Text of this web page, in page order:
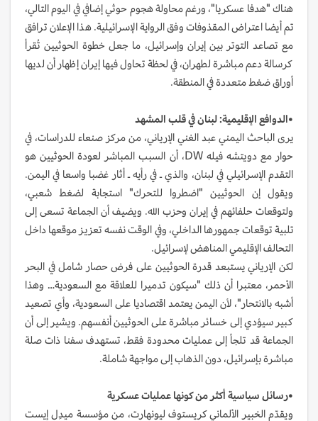
هناك "هدفا عسكريا"، ورغم محاولة هجوم حوثي إضافي في اليوم التالي،
تم أيضا اعتراض المقذوفات وفق الرواية الإسرائيلية. هذا الإعلان ترافق
مع تصاعد التوتر بين إيران وإسرائيل، ما جعل خطوة الحوثيين تُقرأ
كرسالة دعم مباشرة لطهران، في لحظة تحاول فيها إيران إظهار أن لديها
أوراق ضغط متعددة في المنطقة.
•الدوافع الإقليمية: لبنان في قلب المشهد
يرى الباحث اليمني عبد الغني الإرياني، من مركز صنعاء للدراسات، في
حوار مع دويتشه فيله DW، أن السبب المباشر لعودة الحوثيين هو
التقدم الإسرائيلي في لبنان، والذي ـ في رأيه ـ أثار غضبا واسعا في اليمن.
ويقول إن الحوثيين "اضطروا للتحرك" استجابة لضغط شعبي،
ولتوقعات حلفائهم في إيران وحزب الله. ويضيف أن الجماعة تسعى إلى
تلبية توقعات جمهورها الداخلي، وفي الوقت نفسه تعزيز موقعها داخل
التحالف الإقليمي المناهض لإسرائيل.
لكن الإرياني يستبعد قدرة الحوثيين على فرض حصار شامل في البحر
الأحمر، معتبرا أن ذلك "سيكون تدميرا للعلاقة مع السعودية… وهذا
أشبه بالانتحار"، لأن اليمن يعتمد اقتصاديا على السعودية، وأي تصعيد
كبير سيؤدي إلى خسائر مباشرة على الحوثيين أنفسهم. ويشير إلى أن
الجماعة قد تلجأ إلى عمليات محدودة فقط، تستهدف سفنا ذات صلة
مباشرة بإسرائيل، دون الذهاب إلى مواجهة شاملة.
•رسائل سياسية أكثر من كونها عمليات عسكرية
ويقدّم الخبير الألماني كريستوف ليونهارت، من مؤسسة ميدِل إيست